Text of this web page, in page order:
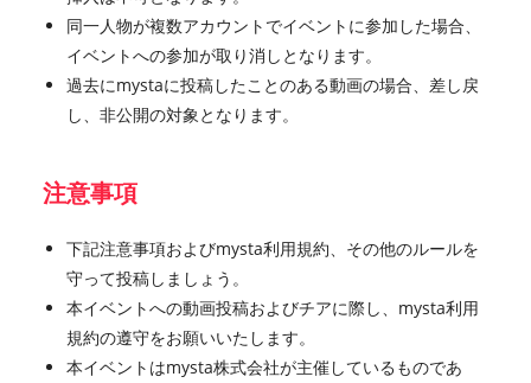
同一人物が複数アカウントでイベントに参加した場合、
イベントへの参加が取り消しとなります。
過去にmystaに投稿したことのある動画の場合、差し戻
し、非公開の対象となります。
注意事項
下記注意事項およびmysta利用規約、その他のルールを
守って投稿しましょう。
本イベントへの動画投稿およびチアに際し、mysta利用
規約の遵守をお願いいたします。
本イベントはmysta株式会社が主催しているものであ